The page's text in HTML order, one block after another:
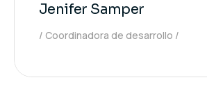
Jenifer Samper
Coordinadora de desarrollo